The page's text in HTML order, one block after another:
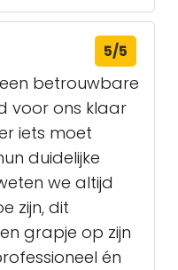
5/5
betrouwbare
voor ons klaar
iets moet
duidelijke
we altijd
zijn, dit
grapje op zijn
én